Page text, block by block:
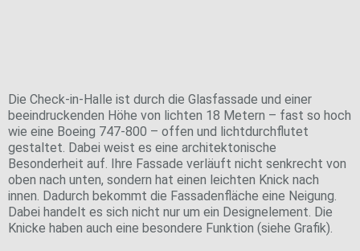
Die Check-in-Halle ist durch die Glasfassade und einer
beeindruckenden Höhe von lichten 18 Metern – fast so hoch
wie eine Boeing 747-800 – offen und lichtdurchflutet
gestaltet. Dabei weist es eine architektonische
Besonderheit auf. Ihre Fassade verläuft nicht senkrecht von
oben nach unten, sondern hat einen leichten Knick nach
innen. Dadurch bekommt die Fassadenfläche eine Neigung.
Dabei handelt es sich nicht nur um ein Designelement. Die
Knicke haben auch eine besondere Funktion (siehe Grafik).